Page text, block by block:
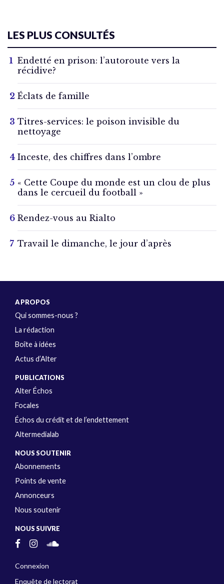
LES PLUS CONSULTÉS
Endetté en prison: l’autoroute vers la
récidive?
Éclats de famille
Titres-services: le poison invisible du
nettoyage
Inceste, des chiffres dans l’ombre
« Cette Coupe du monde est un clou de plus
dans le cercueil du football »
Rendez-vous au Rialto
Travail le dimanche, le jour d’après
A PROPOS
Qui sommes-nous ?
La rédaction
Boîte à idées
Actus d’Alter
PUBLICATIONS
Alter Échos
Focales
Échos du crédit et de l’endettement
Altermedialab
NOUS SOUTENIR
Abonnements
Points de vente
Annonceurs
Nous soutenir
NOUS SUIVRE
Connexion
Enquête de lectorat